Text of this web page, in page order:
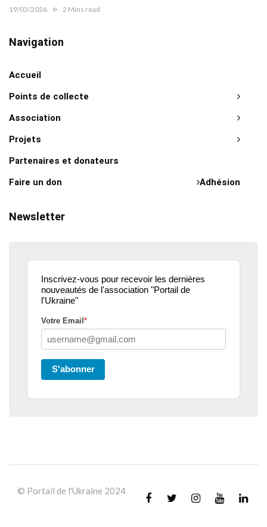
19/03/2026 2 Mins read
Navigation
Accueil
Points de collecte
Association
Projets
Partenaires et donateurs
Adhésion
Faire un don
Newsletter
Inscrivez-vous pour recevoir les dernières
nouveautés de l'association "Portail de
l'Ukraine"
Votre Email *
S'abonner
© Portail de l'Ukraine 2024